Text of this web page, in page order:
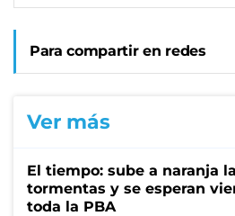
Para compartir en redes
Ver más
El tiempo: sube a naranja
tormentas y se esperan
toda la PBA